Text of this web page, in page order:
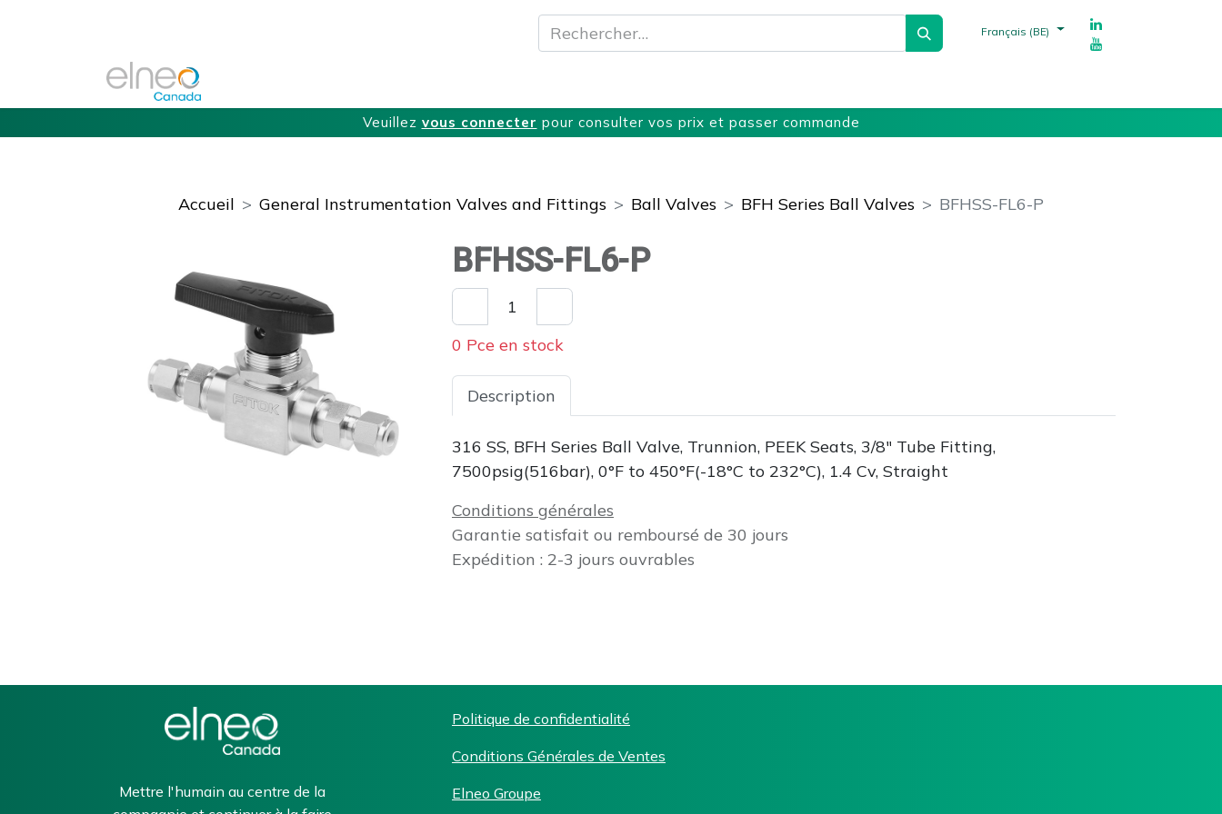
Français (BE)
Veuillez vous connecter pour consulter vos prix et passer commande
Accueil General Instrumentation Valves and Fittings Ball Valves BFH Series Ball Valves BFHSS-FL6-P
BFHSS-FL6-P
0 Pce en stock
Description
316 SS, BFH Series Ball Valve, Trunnion, PEEK Seats, 3/8" Tube Fitting,
7500psig(516bar), 0°F to 450°F(-18°C to 232°C), 1.4 Cv, Straight
Conditions générales
Garantie satisfait ou remboursé de 30 jours
Expédition : 2-3 jours ouvrables
Mettre l'humain au centre de la
Politique de confidentialité
Conditions Générales de Ventes
Elneo Groupe